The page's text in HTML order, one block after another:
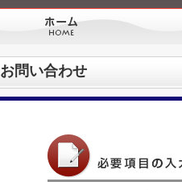
お問い合わせ